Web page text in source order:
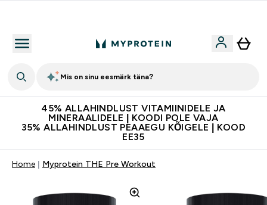
Mis on sinu eesmärk täna?
45% ALLAHINDLUST VITAMIINIDELE JA
MINERAALIDELE | KOODI POLE VAJA
35% ALLAHINDLUST PEAAEGU KÕIGELE | KOOD
EE35
Home Myprotein THE Pre Workout